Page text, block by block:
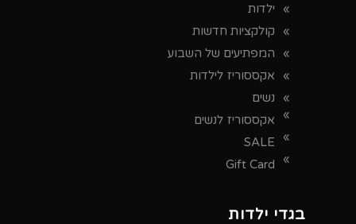
ילדות
קולקציות חדשות
המפתיעים של השבוע
אקססוריז לילדות
נשים
אקססוריז לנשים
SALE
Gift Card
בגדי ילדות